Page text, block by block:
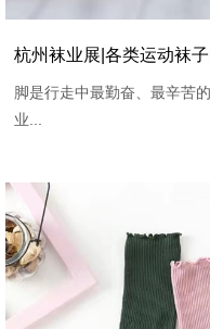
杭州袜业展|各类运动袜
脚是行走中最勤奋、最辛苦
业...